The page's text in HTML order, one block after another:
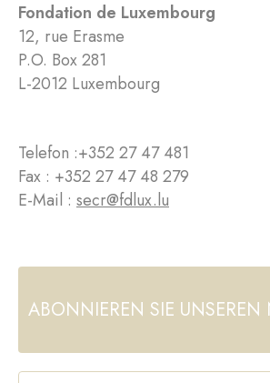
Fondation de Luxembourg
12, rue Erasme
P.O. Box 281
L-2012 Luxembourg
Telefon :+352 27 47 481
Fax : +352 27 47 48 279
E-Mail : secr@fdlux.lu
ABONNIEREN SIE UNSEREN